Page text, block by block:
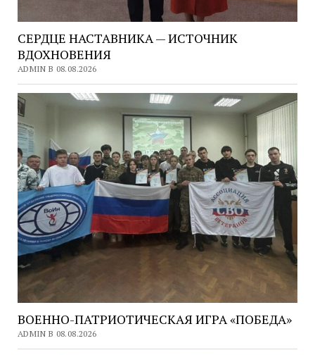
СЕРДЦЕ НАСТАВНИКА — ИСТОЧНИК
ВДОХНОВЕНИЯ
ADMIN В 08.08.2026
ВОЕННО-ПАТРИОТИЧЕСКАЯ ИГРА «ПОБЕДА»
ADMIN В 08.08.2026